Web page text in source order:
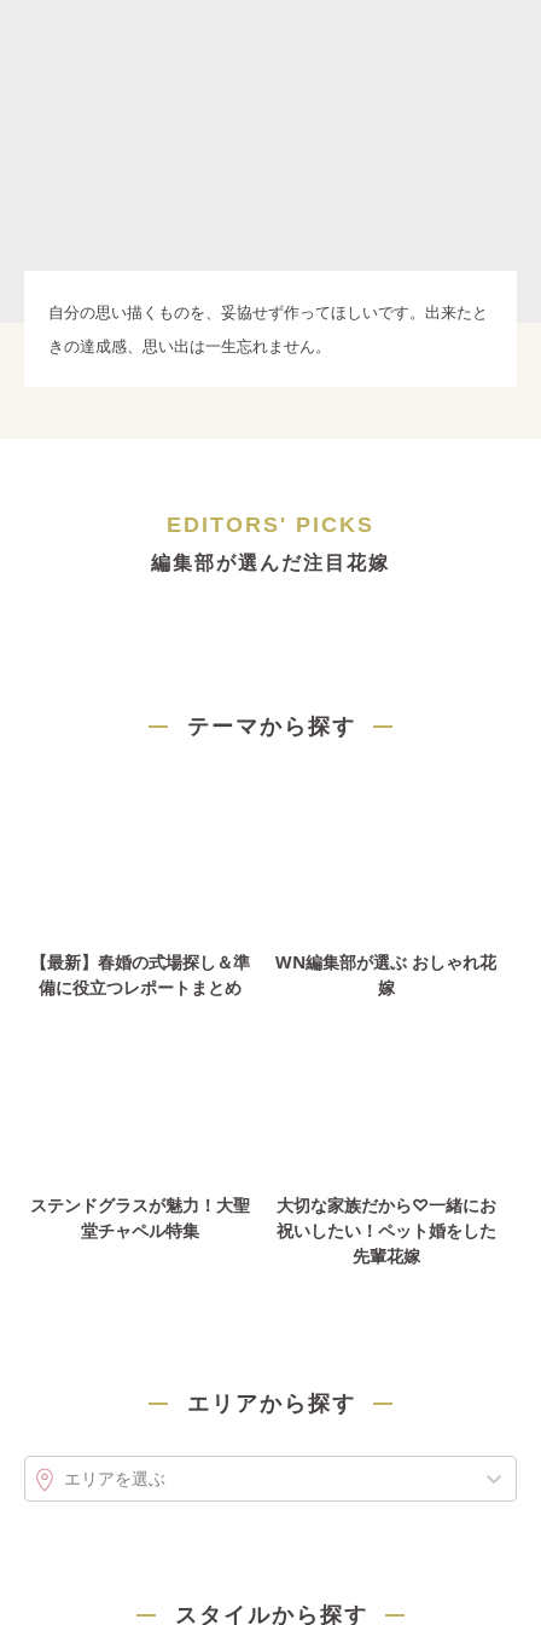
自分の思い描くものを、妥協せず作ってほしいです。出来たと
きの達成感、思い出は一生忘れません。
EDITORS' PICKS
編集部が選んだ注目花嫁
テーマから探す
【最新】春婚の式場探し＆準
備に役立つレポートまとめ
WN編集部が選ぶ おしゃれ花
嫁
ステンドグラスが魅力！大聖
堂チャペル特集
大切な家族だから♡一緒にお
祝いしたい！ペット婚をした
先輩花嫁
エリアから探す
エリアを選ぶ
スタイルから探す